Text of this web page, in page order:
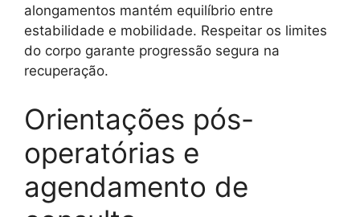
alongamentos mantém equilíbrio entre
estabilidade e mobilidade. Respeitar os limites
do corpo garante progressão segura na
recuperação.
Orientações pós-
operatórias e
agendamento de